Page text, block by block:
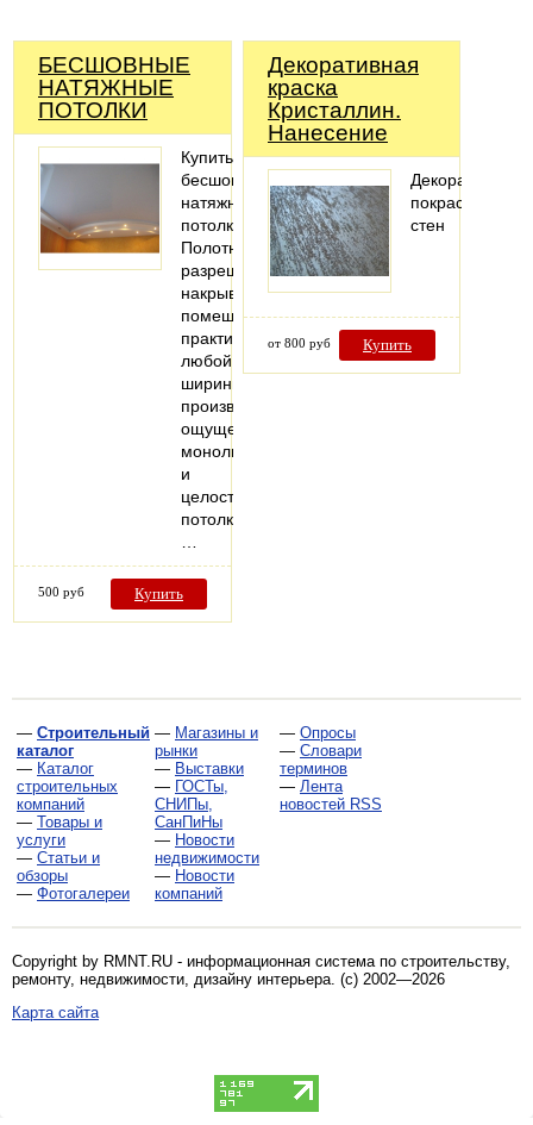
БЕСШОВНЫЕ
НАТЯЖНЫЕ
ПОТОЛКИ
Купить
бесшовные
натяжные
потолки
Полотна
разрешает
накрывать
помещения
практически
любой
ширины,
производит
ощущение
монолитности
и
целостности
потолка.
500 руб Купить
Декоративная
краска
Кристаллин.
Нанесение
Декоративная
покраска
стен
от 800 руб Купить
— Строительный
каталог
— Каталог
строительных
компаний
— Товары и
услуги
— Статьи и
обзоры
— Фотогалереи
— Магазины и
рынки
— Выставки
— ГОСТы,
СНИПы,
СанПиНы
— Новости
недвижимости
— Новости
компаний
— Опросы
— Словари
терминов
— Лента
новостей RSS
Copyright by RMNT.RU - информационная система по строительству,
ремонту, недвижимости, дизайну интерьера. (c) 2002—2026
Карта сайта